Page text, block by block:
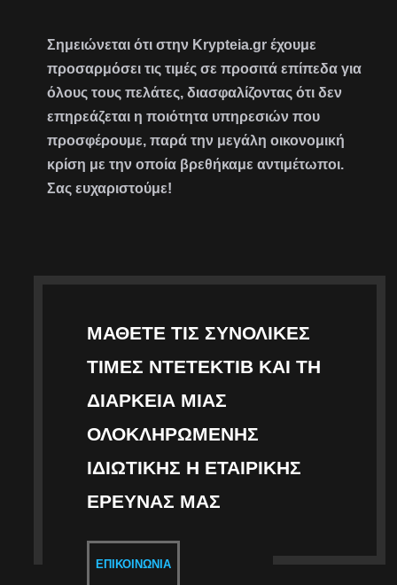
Σημειώνεται ότι στην Krypteia.gr έχουμε
προσαρμόσει τις τιμές σε προσιτά επίπεδα για
όλους τους πελάτες, διασφαλίζοντας ότι δεν
επηρεάζεται η ποιότητα υπηρεσιών που
προσφέρουμε, παρά την μεγάλη οικονομική
κρίση με την οποία βρεθήκαμε αντιμέτωποι.
Σας ευχαριστούμε!
ΜΆΘΕΤΕ ΤΙΣ ΣΥΝΟΛΙΚΈΣ
ΤΙΜΈΣ ΝΤΕΤΈΚΤΙΒ ΚΑΙ ΤΗ
ΔΙΆΡΚΕΙΑ ΜΙΑΣ
ΟΛΟΚΛΗΡΩΜΈΝΗΣ
ΙΔΙΩΤΙΚΉΣ Η ΕΤΑΙΡΙΚΉΣ
ΈΡΕΥΝΑΣ ΜΑΣ
ΕΠΙΚΟΙΝΩΝΊΑ